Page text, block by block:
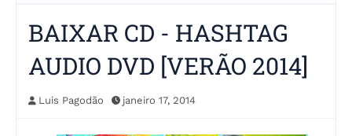
BAIXAR CD - HASHTAG
AUDIO DVD [VERÃO 2014]
Luis Pagodão janeiro 17, 2014